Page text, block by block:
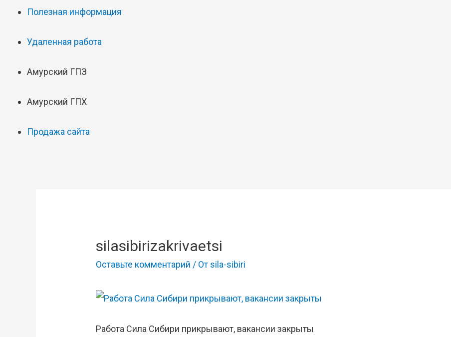
Полезная информация
Удаленная работа
Амурский ГПЗ
Амурский ГПХ
Продажа сайта
silasibirizakrivaetsi
Оставьте комментарий / От sila-sibiri
Работа Сила Сибири прикрывают, вакансии закрыты